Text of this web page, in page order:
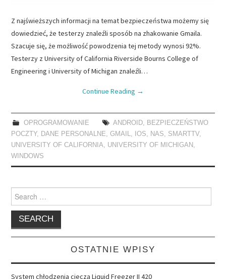
Z najświeższych informacji na temat bezpieczeństwa możemy się
dowiedzieć, że testerzy znaleźli sposób na zhakowanie Gmaila.
Szacuje się, że możliwość powodzenia tej metody wynosi 92%.
Testerzy z University of California Riverside Bourns College of
Engineering i University of Michigan znaleźli…
Continue Reading →
OPROGRAMOWANIE ANDROID, BEZPIECZEŃSTWO
POCZTY, DANE PERSONALNE,GMAIL, IOS, NAS, SMARTTV,
UNIVERSITY OF CALIFORNIA, UNIVERSITY OF MICHIGAN ,
WINDOWS
Search
for:
OSTATNIE WPISY
System chłodzenia cieczą Liquid Freezer II 420